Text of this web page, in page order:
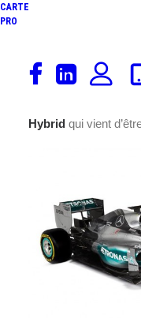
CARTE
PRO
Après avoir
les
Mercedes AMG
Hybrid qui vient